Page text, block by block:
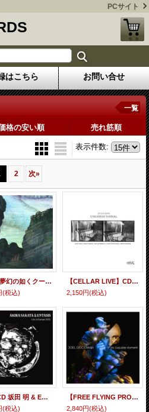
PCサイト
はこちら お問い合せ
一覧
格の安い順 売れ筋順
表示件数:
2 次»
妖しく夢幻の如くクール・メディテイティヴそれでいて悠然と構えた熟成感もしっかり漂う翳り濃い憂愁リリカル・ピアノの奥義至芸 CD 平林 牧子 トリオ MAKIKO HIRABAYASHI TRIO / METEORA メテオラ
(税込)
【CELLAR LIVE】CD Atley King アトレイ・キング / Unconditional
2,150円(税込)
2枚組CD 坂田 明 & ENTASIS AKIRA SAKATA & ENTASIS / Live in Europe 2022
(税込)
【FREE FLYING PRODUCTIONS】CD Joel Goodman ジョエル・グッドマン / An Exquisite Moment (エクスクイジット・モメント)
2,840円(税込)